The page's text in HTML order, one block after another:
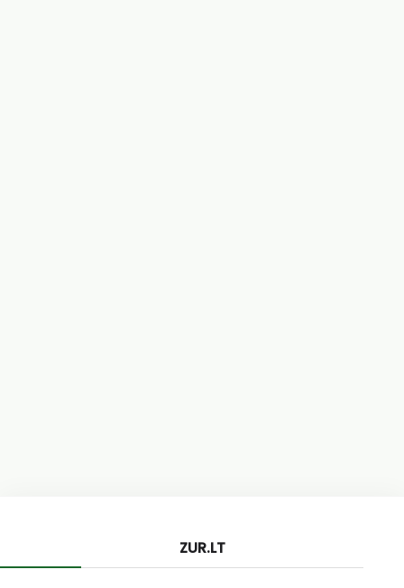
ZUR.LT